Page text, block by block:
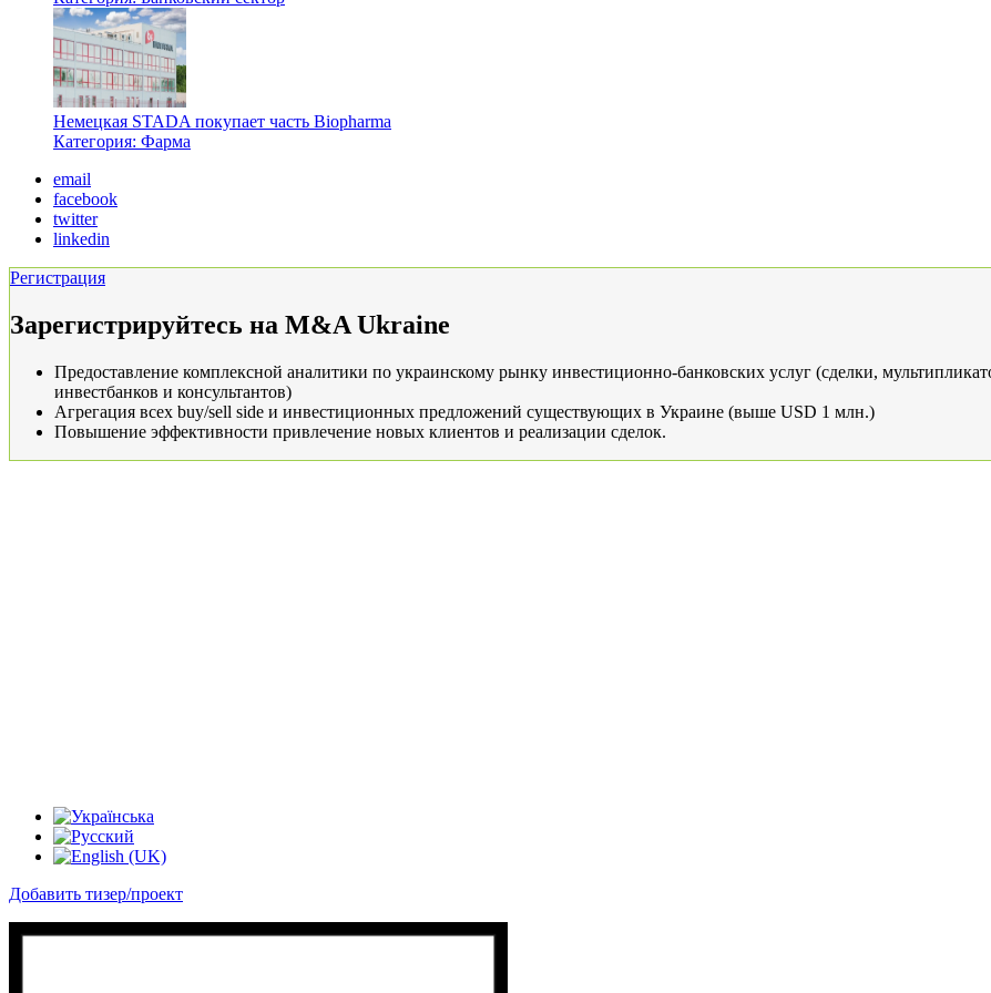
Немецкая STADA покупает часть Biopharma
Категория: Фарма­
email
facebook
twitter
linkedin
Регистрация
Зарегистрируйтесь на M&A Ukraine
Предоставление комплексной аналитики по украинскому рынку инвестиционно-банковских услуг (сделки,
инвестбанков и консультантов)
Агрегация всех buy/sell side и инвестиционных предложений существующих в Украине (выше USD 1 млн.)
Повышение эффективности привлечение новых клиентов и реализации сделок.
Добавить тизер/проект